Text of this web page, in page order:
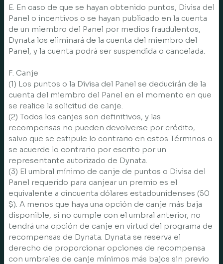
E. En caso de que se hayan obtenido puntos, Divisa del
Panel o incentivos o se hayan publicado en la cuenta
de un miembro del Panel por medios fraudulentos,
Dynata los eliminará de la cuenta del miembro del
Panel, y la cuenta podrá ser suspendida o cancelada.
F. Canje
(1) Los puntos o la Divisa del Panel se deducirán de la
cuenta del miembro del Panel en el momento en que
se realice la solicitud de canje.
(2) Todos los canjes son definitivos, y las
recompensas no pueden devolverse por crédito,
salvo que se estipule lo contrario en estos Términos o
se acuerde lo contrario por escrito por un
representante autorizado de Dynata.
(3) El umbral mínimo de canje de puntos o Divisa del
Panel requerido para canjear un premio es el
equivalente a cincuenta dólares estadounidenses (50
$). A menos que haya una opción de canje más baja
disponible, si no cumple con el umbral anterior, no
tendrá una opción de canje en virtud del programa de
recompensas de Dynata. Dynata se reserva el
derecho de proporcionar opciones de recompensa
con umbrales de canje mínimos más bajos sin previo